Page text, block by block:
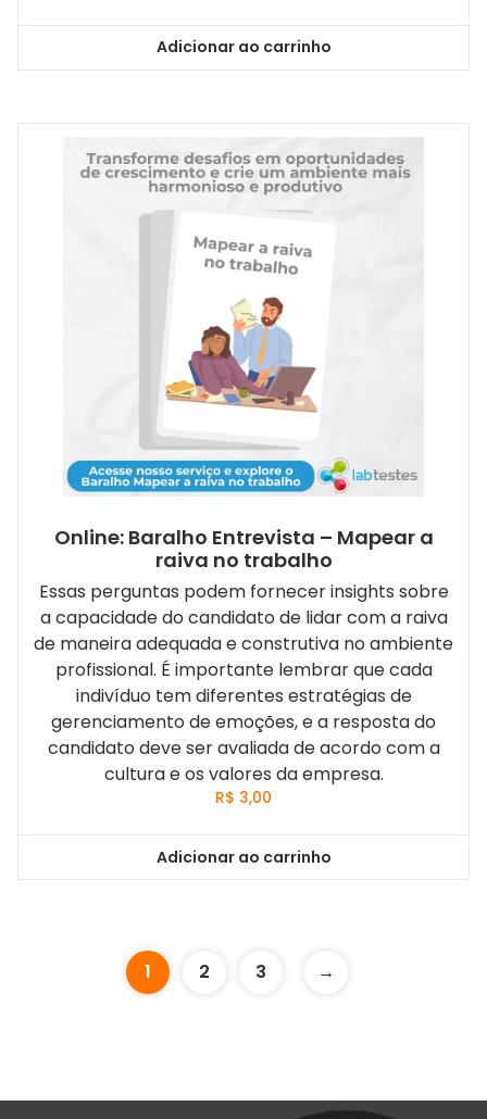
Adicionar ao carrinho
Online: Baralho Entrevista – Mapear a
raiva no trabalho
Essas perguntas podem fornecer insights sobre
a capacidade do candidato de lidar com a raiva
de maneira adequada e construtiva no ambiente
profissional. É importante lembrar que cada
indivíduo tem diferentes estratégias de
gerenciamento de emoções, e a resposta do
candidato deve ser avaliada de acordo com a
cultura e os valores da empresa.
R$ 3,00
Adicionar ao carrinho
1 2 3 →